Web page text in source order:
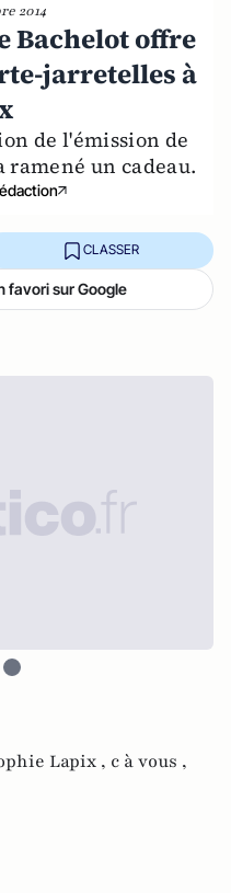
2014
Bachelot offre
jarretelles à
de l'émission de
un cadeau.
CLASSER
favori sur Google
Lapix , c à vous ,